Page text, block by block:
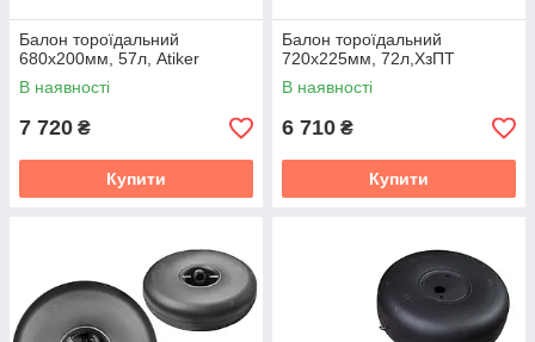
Балон тороїдальний
680х200мм, 57л, Atiker
В наявності
7 720 ₴
Купити
Балон тороїдальний
720х225мм, 72л,ХзПТ
В наявності
6 710 ₴
Купити